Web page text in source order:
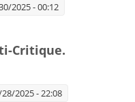
2025 - 00:12
Critique.
2025 - 22:08